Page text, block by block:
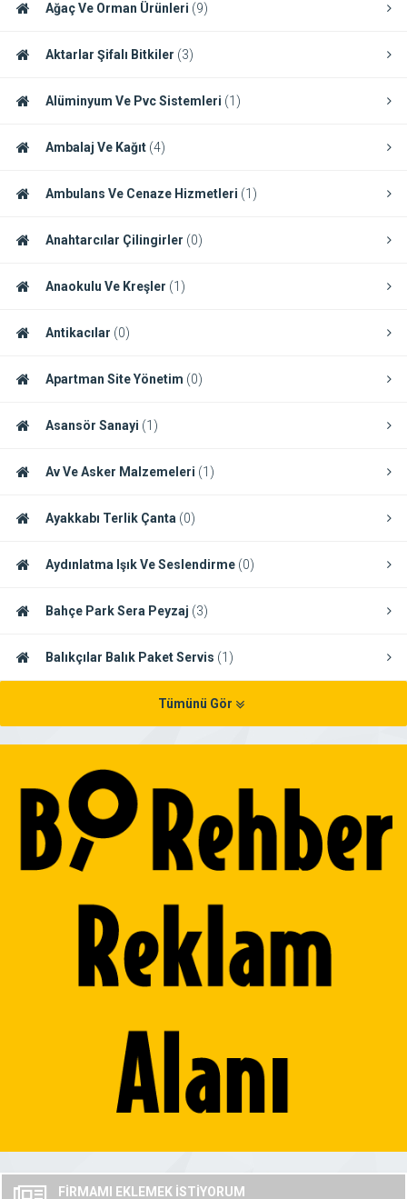
Ağaç Ve Orman Ürünleri (9)
Aktarlar Şifalı Bitkiler (3)
Alüminyum Ve Pvc Sistemleri (1)
Ambalaj Ve Kağıt (4)
Ambulans Ve Cenaze Hizmetleri (1)
Anahtarcılar Çilingirler (0)
Anaokulu Ve Kreşler (1)
Antikacılar (0)
Apartman Site Yönetim (0)
Asansör Sanayi (1)
Av Ve Asker Malzemeleri (1)
Ayakkabı Terlik Çanta (0)
Aydınlatma Işık Ve Seslendirme (0)
Bahçe Park Sera Peyzaj (3)
Balıkçılar Balık Paket Servis (1)
Tümünü Gör
FİRMAMI EKLEMEK İSTİYORUM